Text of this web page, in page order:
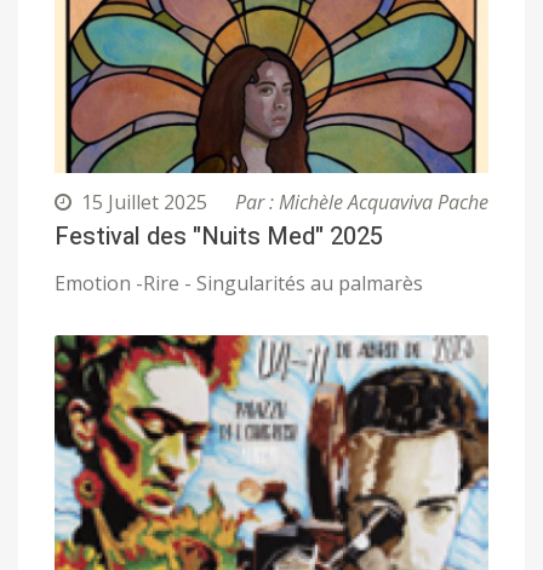
15 Juillet 2025 Par : Michèle Acquaviva Pache
Festival des "Nuits Med" 2025
Emotion -Rire - Singularités au palmarès